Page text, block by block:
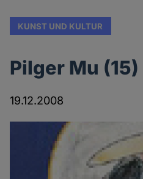
KUNST UND KULTUR
Pilger Mu (15)
19.12.2008